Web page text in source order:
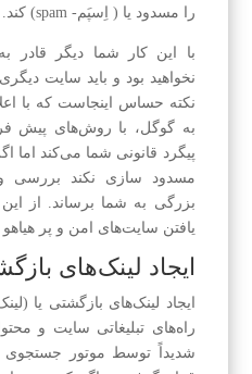
را مسدود یا ( اِسپَم- spam) کند.
با این کار شما دیگر قادر
نخواهید بود و باید سایت
نکته حساس اینجاست که با
به گوگل، با روش‌های پیش
پیگرد قانونی شما می‌کند اما
مسدود سازی نکند بررسی
بزرگی به شما برساند. از
یافتن سایت‌های امن و پر هیاهو
ایجاد لینک‌های
راه‌های تبلیغاتی سایت و
شدیداً توسط موتور